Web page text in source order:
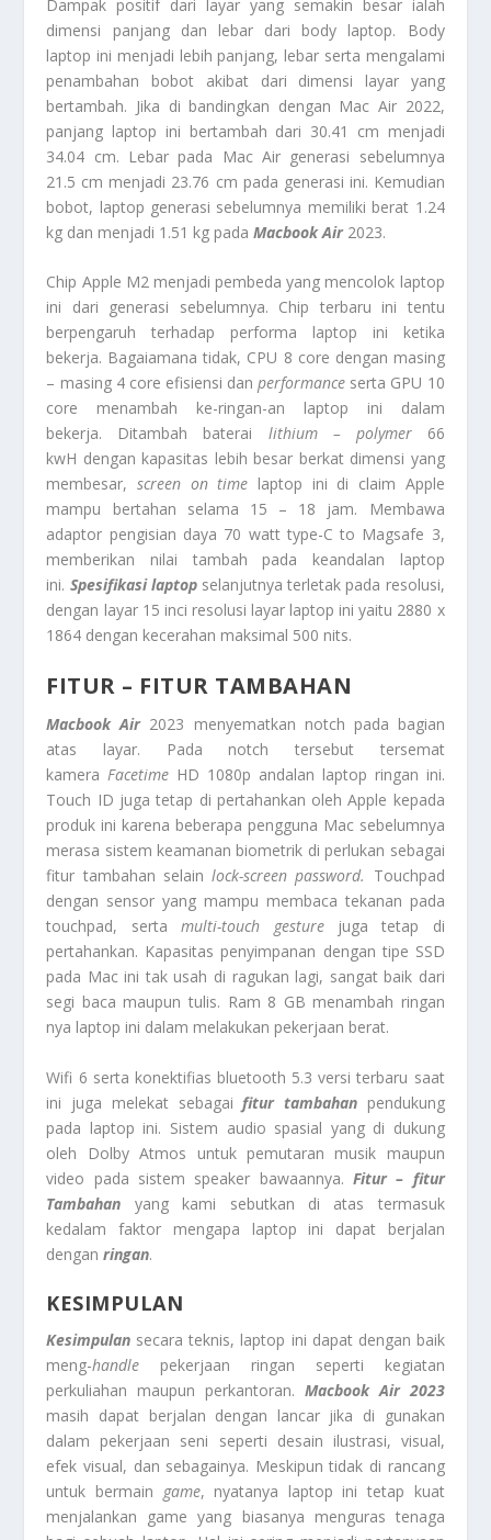
Dampak positif dari layar yang semakin besar ialah
dimensi panjang dan lebar dari body laptop. Body
laptop ini menjadi lebih panjang, lebar serta mengalami
penambahan bobot akibat dari dimensi layar yang
bertambah. Jika di bandingkan dengan Mac Air 2022,
panjang laptop ini bertambah dari 30.41 cm menjadi
34.04 cm. Lebar pada Mac Air generasi sebelumnya
21.5 cm menjadi 23.76 cm pada generasi ini. Kemudian
bobot, laptop generasi sebelumnya memiliki berat 1.24
kg dan menjadi 1.51 kg padaMacbook Air2023.
Chip Apple M2 menjadi pembeda yang mencolok laptop
ini dari generasi sebelumnya. Chip terbaru ini tentu
berpengaruh terhadap performa laptop ini ketika
bekerja. Bagaiamana tidak, CPU 8 core dengan masing
– masing 4 core efisiensi danperformance serta GPU 10
core menambah ke-ringan-an laptop ini dalam
bekerja. Ditambah baterai lithium – polymer66
kwH dengan kapasitas lebih besar berkat dimensi yang
membesar,screen on time laptop ini di claim Apple
mampu bertahan selama 15 – 18 jam. Membawa
adaptor pengisian daya 70 watt type-C to Magsafe 3,
memberikan nilai tambah pada keandalan laptop
ini. Spesifikasi laptopselanjutnya terletak pada resolusi,
dengan layar 15 inci resolusi layar laptop ini yaitu 2880 x
1864 dengan kecerahan maksimal 500 nits.
FITUR – FITUR TAMBAHAN
Macbook Air2023 menyematkan notch pada bagian
atas layar. Pada notch tersebut tersemat
kameraFacetime HD 1080p andalan laptop ringan ini.
Touch ID juga tetap di pertahankan oleh Apple kepada
produk ini karena beberapa pengguna Mac sebelumnya
merasa sistem keamanan biometrik di perlukan sebagai
fitur tambahan selainlock-screen password. Touchpad
dengan sensor yang mampu membaca tekanan pada
touchpad, sertamulti-touch gesturejuga tetap di
pertahankan. Kapasitas penyimpanan dengan tipe SSD
pada Mac ini tak usah di ragukan lagi, sangat baik dari
segi baca maupun tulis. Ram 8 GB menambah ringan
nya laptop ini dalam melakukan pekerjaan berat.
Wifi 6 serta konektifias bluetooth 5.3 versi terbaru saat
ini juga melekat sebagai fitur tambahanpendukung
pada laptop ini. Sistem audio spasial yang di dukung
oleh Dolby Atmos untuk pemutaran musik maupun
video pada sistem speaker bawaannya. Fitur – fitur
Tambahan yang kami sebutkan di atas termasuk
kedalam faktor mengapa laptop ini dapat berjalan
denganringan.
KESIMPULAN
Kesimpulan secara teknis, laptop ini dapat dengan baik
meng-handle pekerjaan ringan seperti kegiatan
perkuliahan maupun perkantoran. Macbook Air 2023
masih dapat berjalan dengan lancar jika di gunakan
dalam pekerjaan seni seperti desain ilustrasi, visual,
efek visual, dan sebagainya. Meskipun tidak di rancang
untuk bermain game, nyatanya laptop ini tetap kuat
menjalankan game yang biasanya menguras tenaga